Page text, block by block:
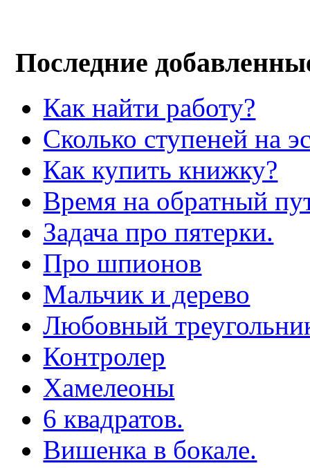
Последние
Как найти работу?
Сколько ступеней на
Как купить книжку?
Время на обратный
Задача про пятерки.
Про шпионов
Мальчик и дерево
Любовный
Контролер
Хамелеоны
6 квадратов.
Вишенка в бокале.